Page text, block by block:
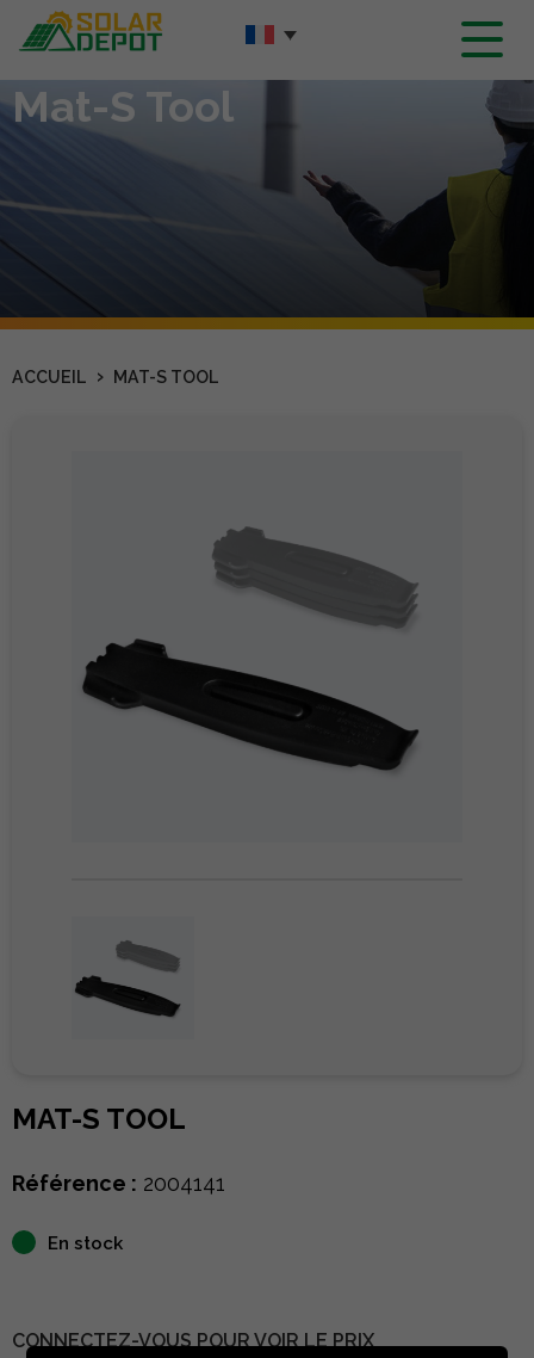
Contenu
principal
Mat-S Tool
ACCUEIL › MAT-S TOOL
MAT-S TOOL
Référence : 2004141
En stock
CONNECTEZ-VOUS POUR VOIR LE PRIX